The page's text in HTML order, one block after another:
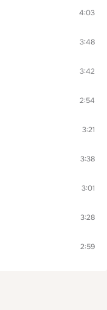
4:03
3:48
3:42
2:54
3:21
3:38
3:01
3:28
2:59